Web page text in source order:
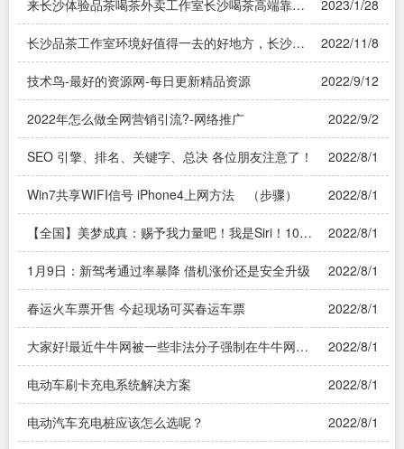
来长沙体验品茶喝茶外卖工作室长沙喝茶高端靠谱
推荐
2023/1/28
长沙品茶工作室环境好值得一去的好地方，长沙品
茶高质量推荐
2022/11/8
技术鸟-最好的资源网-每日更新精品资源 2022/9/12
2022年怎么做全网营销引流?-网络推广 2022/9/2
SEO 引擎、排名、关键字、总决 各位朋友注意了！ 2022/8/1
Win7共享WIFI信号 iPhone4上网方法 （步骤） 2022/8/1
【全国】美梦成真：赐予我力量吧！我是Siri！10台
最新苹果iPhone4S让你变身超级英雄，无敌Siri听话
又给力！你还在等什么？快来美团免费抢一台！邀
请1个新用户参加或绑定新浪微博多1个抽奖号码，
中奖概率翻倍！
2022/8/1
1月9日：新驾考通过率暴降 借机涨价还是安全升级 2022/8/1
春运火车票开售 今起现场可买春运车票 2022/8/1
大家好!最近牛牛网被一些非法分子强制在牛牛网投
放广告！
2022/8/1
电动车刷卡充电系统解决方案 2022/8/1
电动汽车充电桩应该怎么选呢？ 2022/8/1